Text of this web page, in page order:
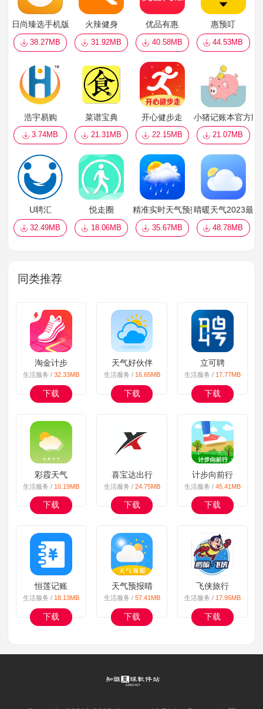
日尚臻选手机版
38.27MB
火辣健身
31.92MB
优品有惠
40.58MB
惠预叮
44.53MB
浩宇易购
3.74MB
菜谱宝典
21.31MB
开心健步走
22.15MB
小猪记账本官方版
21.07MB
U聘汇
32.49MB
悦走圈
18.06MB
精准实时天气预报
35.67MB
晴暖天气2023最
48.78MB
同类推荐
淘金计步
生活服务 / 32.33MB
下载
天气好伙伴
生活服务 / 16.65MB
下载
立可聘
生活服务 / 17.77MB
下载
彩霞天气
生活服务 / 10.19MB
下载
喜宝达出行
生活服务 / 24.75MB
下载
计步向前行
生活服务 /45.41MB
下载
恒莲记账
生活服务 / 18.13MB
下载
天气预报晴
生活服务 / 57.41MB
下载
飞侠旅行
生活服务 /17.95MB
下载